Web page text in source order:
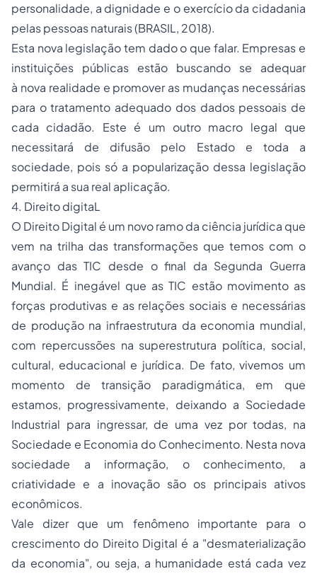
personalidade, a dignidade e o exercício da cidadania
pelas pessoas naturais (BRASIL, 2018).
Esta nova legislação tem dado o que falar. Empresas e
instituições públicas estão buscando se adequar
à nova realidade e promover as mudanças necessárias
para o tratamento adequado dos dados pessoais de
cada cidadão. Este é um outro macro legal que
necessitará de difusão pelo Estado e toda a
sociedade, pois só a popularização dessa legislação
permitirá a sua real aplicação.
4. Direito digitaL
O Direito Digital é um novo ramo da ciência jurídica que
vem na trilha das transformações que temos com o
avanço das TIC desde o final da Segunda Guerra
Mundial. É inegável que as TIC estão movimento as
forças produtivas e as relações sociais e necessárias
de produção na infraestrutura da economia mundial,
com repercussões na superestrutura política, social,
cultural, educacional e jurídica. De fato, vivemos um
momento de transição paradigmática, em que
estamos, progressivamente, deixando a Sociedade
Industrial para ingressar, de uma vez por todas, na
Sociedade e Economia do Conhecimento. Nesta nova
sociedade a informação, o conhecimento, a
criatividade e a inovação são os principais ativos
econômicos.
Vale dizer que um fenômeno importante para o
crescimento do Direito Digital é a "desmaterialização
da economia", ou seja, a humanidade está cada vez